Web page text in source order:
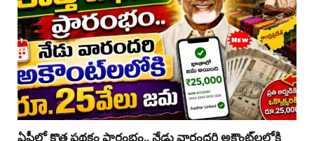
ఏపీలో కొత్త పథకం ప్రారంభం.. నేడు వారందరి అకౌంట్‌లలోకి